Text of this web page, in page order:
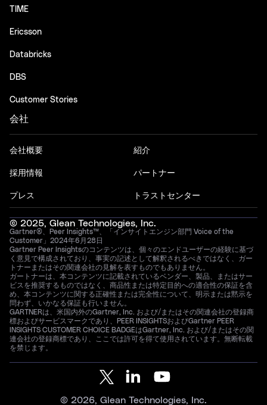
TIME
Ericsson
Databricks
DBS
Customer Stories
会社
会社概要
採用情報
プレス
紹介
パートナー
トラストセンター
© 2025, Glean Technologies, Inc.
Gartner®、Peer Insights™、「インサイトエンジン部門 Voice of the
Customer」2024年6月28日
Gartner Peer Insightsのコンテンツは、個々のエンドユーザーの経験に基づ
く意見で構成されており、事実の記述として解釈されるべきではなく、ガー
トナーまたはその関連会社の見解を表すものでもありません。
ガートナーは、本コンテンツに記載されているベンダー、製品、またはサー
ビスを推奨するものではなく、商品性または特定目的への適合性の保証を含
め、本コンテンツに関する正確性または完全性について、明示または黙示を
問わず、いかなる保証も行いません。
GARTNERは、米国内外のGartner, Inc. および/またはその関連会社の登録商
標およびサービスマークであり、PEER INSIGHTSおよびGartner PEER
INSIGHTS CUSTOMER CHOICE BADGEはGartner, Inc. および/またはその関
連会社の登録商標であり、ここでは許可を得て使用されています。無断転載
を禁じます。
© 2026, Glean Technologies, Inc.